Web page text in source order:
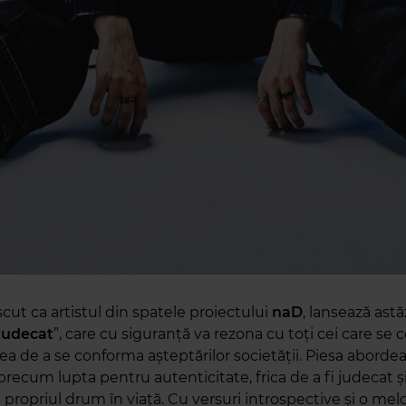
ca artistul din spatele proiectului naD, lansează
”, care cu siguranță va rezona cu toți cei care se
de a se conforma așteptărilor societății. Piesa
lupta pentru autenticitate, frica de a fi judecat
propriul drum în viață. Cu versuri introspective și o